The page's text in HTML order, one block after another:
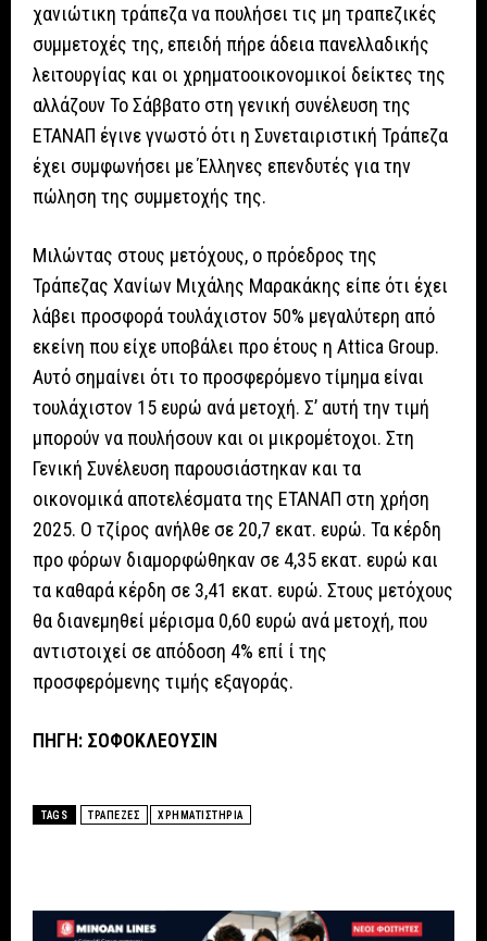
χανιώτικη τράπεζα να πουλήσει τις μη τραπεζικές
συμμετοχές της, επειδή πήρε άδεια πανελλαδικής
λειτουργίας και οι χρηματοοικονομικοί δείκτες της
αλλάζουν Το Σάββατο στη γενική συνέλευση της
ΕΤΑΝΑΠ έγινε γνωστό ότι η Συνεταιριστική Τράπεζα
έχει συμφωνήσει με Έλληνες επενδυτές για την
πώληση της συμμετοχής της.
Μιλώντας στους μετόχους, ο πρόεδρος της
Τράπεζας Χανίων Μιχάλης Μαρακάκης είπε ότι έχει
λάβει προσφορά τουλάχιστον 50% μεγαλύτερη από
εκείνη που είχε υποβάλει προ έτους η Attica Group.
Αυτό σημαίνει ότι το προσφερόμενο τίμημα είναι
τουλάχιστον 15 ευρώ ανά μετοχή. Σ’ αυτή την τιμή
μπορούν να πουλήσουν και οι μικρομέτοχοι. Στη
Γενική Συνέλευση παρουσιάστηκαν και τα
οικονομικά αποτελέσματα της ΕΤΑΝΑΠ στη χρήση
2025. Ο τζίρος ανήλθε σε 20,7 εκατ. ευρώ. Τα κέρδη
προ φόρων διαμορφώθηκαν σε 4,35 εκατ. ευρώ και
τα καθαρά κέρδη σε 3,41 εκατ. ευρώ. Στους μετόχους
θα διανεμηθεί μέρισμα 0,60 ευρώ ανά μετοχή, που
αντιστοιχεί σε απόδοση 4% επί ί της
προσφερόμενης τιμής εξαγοράς.
ΠΗΓΗ: ΣΟΦΟΚΛΕΟΥΣIN
TAGS ΤΡΑΠΕΖΕΣ ΧΡΗΜΑΤΙΣΤΗΡΙΑ